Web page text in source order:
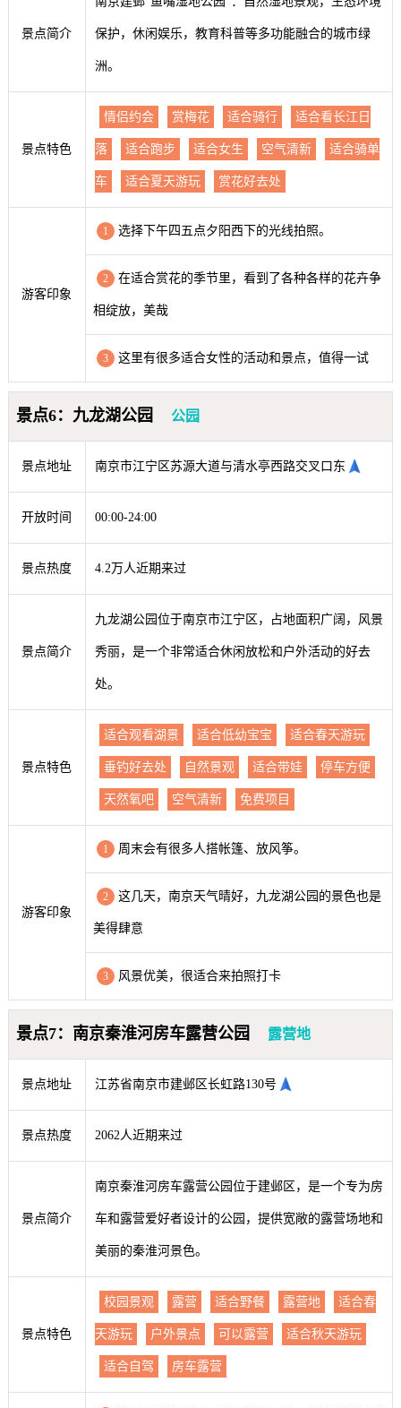
景点简介 保护，休闲娱乐，教育科普等多功能融合的城市绿
洲。
景点特色
情侣约会 赏梅花 适合骑行 适合看长江日
落 适合跑步 适合女生 空气清新 适合骑单
车 适合夏天游玩 赏花好去处
游客印象
1 选择下午四五点夕阳西下的光线拍照。
2 在适合赏花的季节里，看到了各种各样的花卉争
相绽放，美哉
3 这里有很多适合女性的活动和景点，值得一试
景点6：九龙湖公园 公园
景点地址 南京市江宁区苏源大道与清水亭西路交叉口东
开放时间 00:00-24:00
景点热度 4.2万人近期来过
景点简介
九龙湖公园位于南京市江宁区，占地面积广阔，风景
秀丽，是一个非常适合休闲放松和户外活动的好去
处。
景点特色
适合观看湖景 适合低幼宝宝 适合春天游玩
垂钓好去处 自然景观 适合带娃 停车方便
天然氧吧 空气清新 免费项目
游客印象
1 周末会有很多人搭帐篷、放风筝。
2 这几天，南京天气晴好，九龙湖公园的景色也是
美得肆意
3 风景优美，很适合来拍照打卡
景点7：南京秦淮河房车露营公园 露营地
景点地址 江苏省南京市建邺区长虹路130号
景点热度 2062人近期来过
景点简介
南京秦淮河房车露营公园位于建邺区，是一个专为房
车和露营爱好者设计的公园，提供宽敞的露营场地和
美丽的秦淮河景色。
景点特色
校园景观 露营 适合野餐 露营地 适合春
天游玩 户外景点 可以露营 适合秋天游玩
适合自驾 房车露营